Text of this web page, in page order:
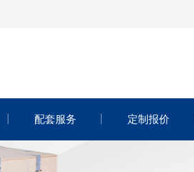
配套服务 定制报价